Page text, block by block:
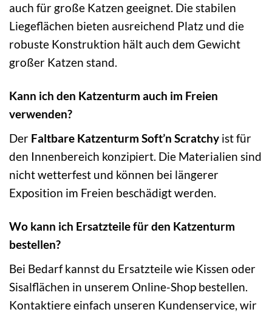
auch für große Katzen geeignet. Die stabilen
Liegeflächen bieten ausreichend Platz und die
robuste Konstruktion hält auch dem Gewicht
großer Katzen stand.
Kann ich den Katzenturm auch im Freien
verwenden?
Der Faltbare Katzenturm Soft’n Scratchy ist für
den Innenbereich konzipiert. Die Materialien sind
nicht wetterfest und können bei längerer
Exposition im Freien beschädigt werden.
Wo kann ich Ersatzteile für den Katzenturm
bestellen?
Bei Bedarf kannst du Ersatzteile wie Kissen oder
Sisalflächen in unserem Online-Shop bestellen.
Kontaktiere einfach unseren Kundenservice, wir